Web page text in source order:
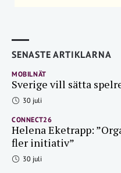
SENASTE ARTIKLARNA
MOBILNÄT
Sverige vill sätta
30 juli
CONNECT26
Helena Eketrapp:
fler initiativ”
30 juli